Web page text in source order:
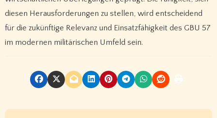
diesen Herausforderungen zu stellen, wird entscheidend
für die zukünftige Relevanz und Einsatzfähigkeit des GBU 57
im modernen militärischen Umfeld sein.